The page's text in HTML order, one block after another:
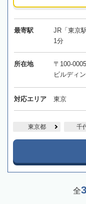
最寄駅
JR「東京
1分
所在地
〒100-
ビルディ
対応エリア 東京
東京都 千
全3